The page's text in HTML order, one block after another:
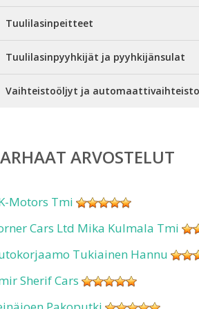
Tuulilasinpeitteet
Tuulilasinpyyhkijät ja pyyhkijänsulat
Vaihteistoöljyt ja
ARVOSTELUT
Motors Tmi
Cars Ltd Mika Kulmala Tmi
Tukiainen Hannu
Sherif Cars